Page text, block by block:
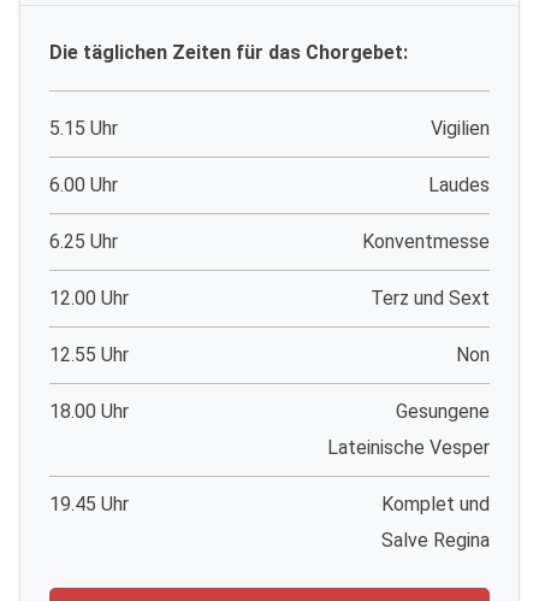
Die täglichen Zeiten für das Chorgebet:
5.15 Uhr Vigilien
6.00 Uhr Laudes
6.25 Uhr Konventmesse
12.00 Uhr Terz und Sext
12.55 Uhr Non
18.00 Uhr
Gesungene
Lateinische Vesper
19.45 Uhr
Komplet und
Salve Regina